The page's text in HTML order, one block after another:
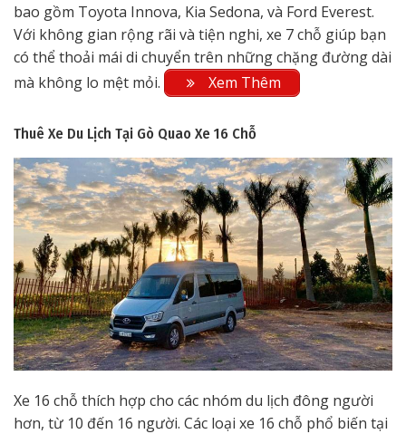
bao gồm Toyota Innova, Kia Sedona, và Ford Everest.
Với không gian rộng rãi và tiện nghi, xe 7 chỗ giúp bạn
có thể thoải mái di chuyển trên những chặng đường dài
mà không lo mệt mỏi.
Xem Thêm
Thuê Xe Du Lịch Tại Gò Quao Xe 16 Chỗ
Xe 16 chỗ thích hợp cho các nhóm du lịch đông người
hơn, từ 10 đến 16 người. Các loại xe 16 chỗ phổ biến tại